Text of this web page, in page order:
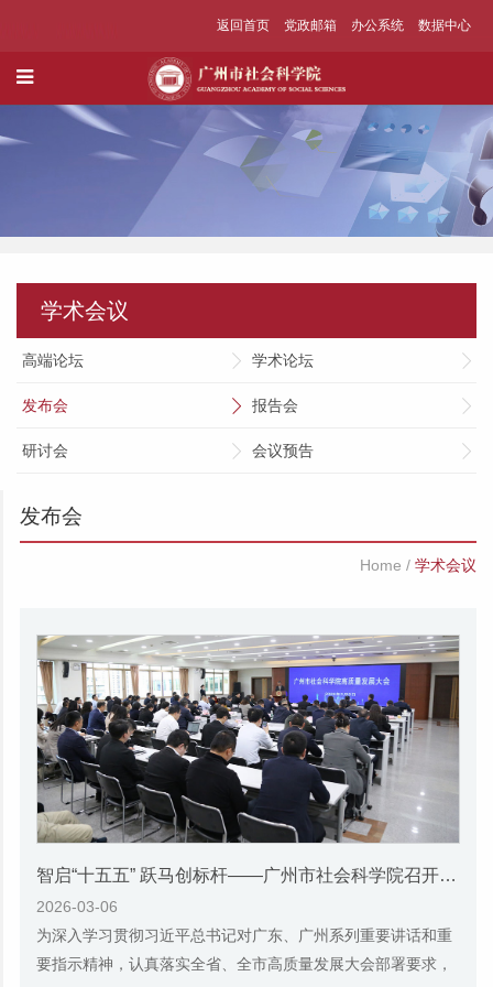
返回首页 党政邮箱 办公系统 数据中心
学术会议
高端论坛 学术论坛
发布会 报告会
研讨会 会议预告
发布会
Home / 学术会议
智启“十五五” 跃马创标杆——广州市社会科学院召开高质量发展大会（2026）
2026-03-06
为深入学习贯彻习近平总书记对广东、广州系列重要讲话和重
要指示精神，认真落实全省、全市高质量发展大会部署要求，